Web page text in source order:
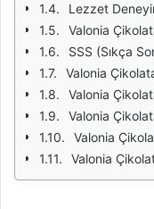
Lezzet
Valonia
SSS (Sıkça
Valonia
Valonia
Valonia
Valonia
Valonia